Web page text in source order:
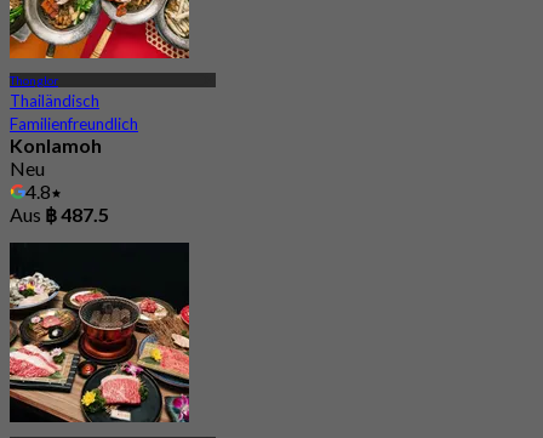
Thonglor
Thailändisch
Familienfreundlich
Konlamoh
Neu
4.8
Aus ฿ 487.5